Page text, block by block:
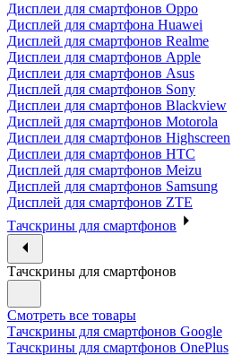
Дисплеи для смартфонов Oppo
Дисплей для смартфона Huawei
Дисплей для смартфонов Realme
Дисплеи для смартфонов Apple
Дисплеи для смартфонов Asus
Дисплей для смартфонов Sony
Дисплеи для смартфонов Blackview
Дисплей для смартфонов Motorola
Дисплеи для смартфонов Highscreen
Дисплеи для смартфонов HTC
Дисплей для смартфонов Meizu
Дисплей для смартфонов Samsung
Дисплей для смартфонов ZTE
Тачскрины для смартфонов
Тачскрины для смартфонов
Смотреть все товары
Тачскрины для смартфонов Google
Тачскрины для смартфонов OnePlus